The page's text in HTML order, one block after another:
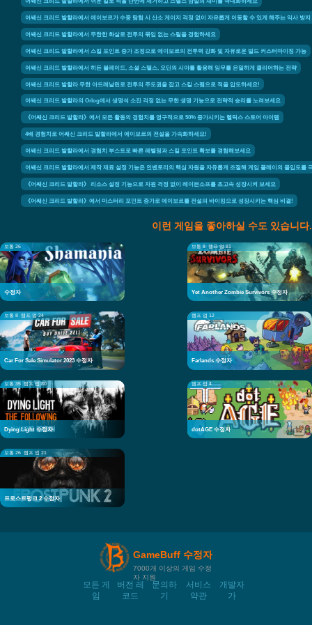
어쌔신 크리드 발할라에서 에이보르가 수중 탐험 시 산소 게이지 걱정 없이 자유롭게 이동할 수 있게 해주는 익사 방지
어쌔신 크리드 발할라에서 무한한 화살로 전투의 묶임 없는 스릴을 경험하세요
어쌔신 크리드 발할라에서 스킬 포인트 증가 조정으로 에이보르의 전투력 강화 및 자유로운 빌드 커스터마이징 가능
어쌔신 크리드 발할라에서 히든 블레이드, 소셜 스텔스, 오딘의 시야를 활용해 임무를 은밀하게 클리어하는 전략
어쌔신 크리드 발할라 무한 아드레날린로 전투의 주도권을 잡고 스킬 스팸으로 적을 압도하세요!
어쌔신 크리드 발할라의 Orlog에서 생명석 소진 걱정 없는 무한 생명 기능으로 전략적 승리를 노려보세요
《어쌔신 크리드 발할라》에서 모든 활동의 경험치를 영구적으로 50% 증가시키는 헬릭스 스토어 아이템
4배 경험치로 어쌔신 크리드 발할라에서 에이보르의 전설을 가속화하세요!
어쌔신 크리드 발할라에서 경험치 부스트로 빠른 레벨링과 스킬 포인트 확보를 경험해보세요
어쌔신 크리드 발할라에서 제작 재료 설정 기능은 인벤토리의 핵심 자원을 자유롭게 조절해 게임 플레이의 몰입도를
《어쌔신 크리드 발할라》 리소스 설정 기능으로 자원 걱정 없이 레이븐소프를 초고속 성장시켜 보세요
《어쌔신 크리드 발할라》에서 마스터리 포인트 증가로 에이보르를 전설의 바이킹으로 성장시키는 핵심 비결!
이런 게임을 좋아하실 수도 있습니다.
보통 26
수정자
보통 8 램프 업 31
Yet Another Zombie Survivors 수정자
보통 8 램프 업 24
Car For Sale Simulator 2023 수정자
램프 업 12
Farlands 수정자
보통 35 램프 업 30
Dying Light 수정자
램프 업 4
dotAGE 수정자
보통 26 램프 업 21
프로스트펑크 2 수정자
GameBuff 수정자
7000개 이상의 게임 수정
자 지원
모든 게
임
버전 레
코드
문의하
기
서비스
약관
개발자
가